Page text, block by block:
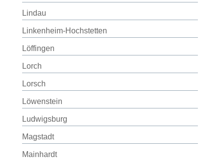
Lindau
Linkenheim-Hochstetten
Löffingen
Lorch
Lorsch
Löwenstein
Ludwigsburg
Magstadt
Mainhardt